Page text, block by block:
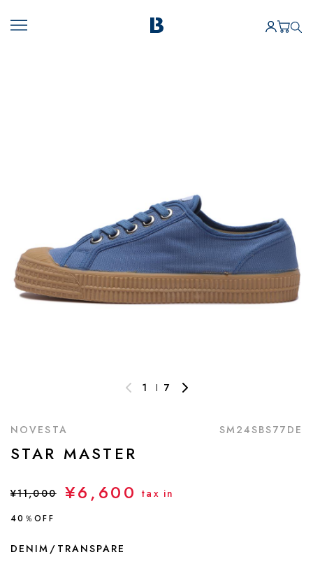
1 7
NOVESTA SM24SBS77DE
STAR MASTER
¥11,000 ¥6,600 tax in
40％OFF
DENIM/TRANSPARE